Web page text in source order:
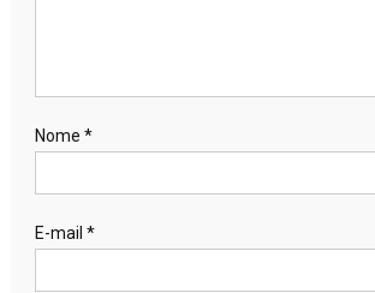
Nome *
E-mail *